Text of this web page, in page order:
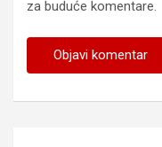
za buduće komentare.